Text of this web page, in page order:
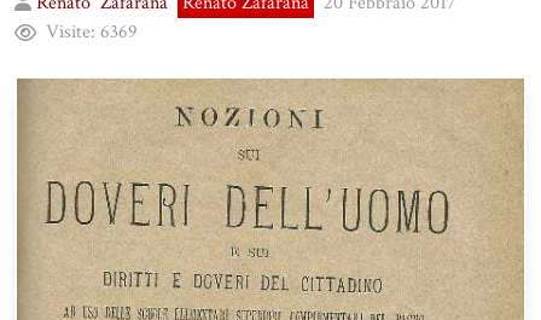
Visite: 6369